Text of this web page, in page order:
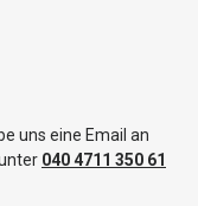
uns eine Email an
040 4711 350 61